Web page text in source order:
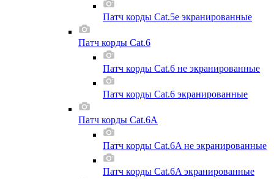
Патч корды Cat.5e экранированные
Патч корды Cat.6
Патч корды Cat.6 не экранированные
Патч корды Cat.6 экранированные
Патч корды Cat.6A
Патч корды Cat.6A не экранированные
Патч корды Cat.6A экранированные